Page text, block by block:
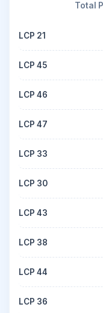
Total
LCP 21
LCP 45
LCP 46
LCP 47
LCP 33
LCP 30
LCP 43
LCP 38
LCP 44
LCP 36